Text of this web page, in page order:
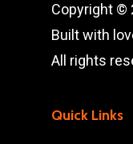
Copyright ©
Built with
All rights
Quick Links